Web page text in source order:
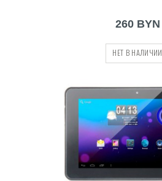
260 BYN
НЕТ В НАЛИЧИИ